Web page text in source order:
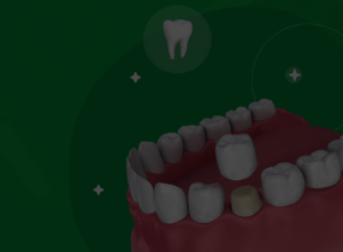
сайту:
+7 (4932) 92-09-47